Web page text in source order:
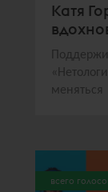
Катя
меняться
всего